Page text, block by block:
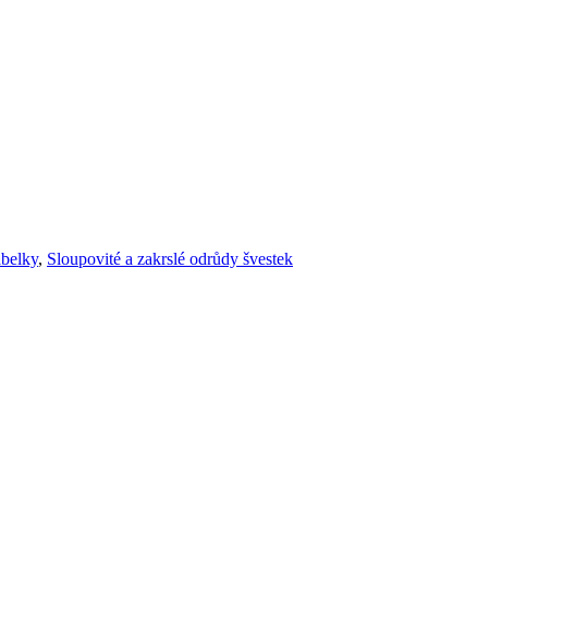
, Sloupovité a zakrslé odrůdy švestek